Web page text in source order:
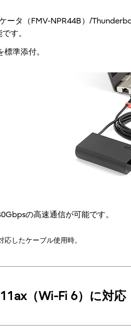
ータ（FMV-NPR44B）/
す。
準添付。
の高速通信が可能です。
応したケーブル使用時。
（Wi-Fi 6）に対応